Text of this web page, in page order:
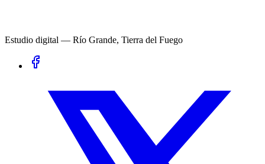
Estudio digital — Río Grande, Tierra del Fuego